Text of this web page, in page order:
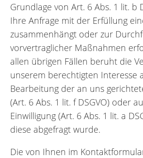
Grundlage von Art. 6 Abs. 1 lit. b
Ihre Anfrage mit der Erfüllung
zusammenhängt oder zur
vorvertraglicher Maßnahmen
allen übrigen Fällen beruht die
unserem berechtigten Interesse
Bearbeitung der an uns
(Art. 6 Abs. 1 lit. f DSGVO) oder
Einwilligung (Art. 6 Abs. 1 lit. a
diese abgefragt wurde.
Die von Ihnen im